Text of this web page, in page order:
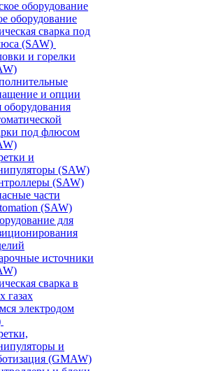
оборудование
сварка под
(SAW)
и горелки
и опции
оборудования
под флюсом
и
(SAW)
(SAW)
части
(SAW)
для
источники
сварка в
газах
электродом
и
(GMAW)